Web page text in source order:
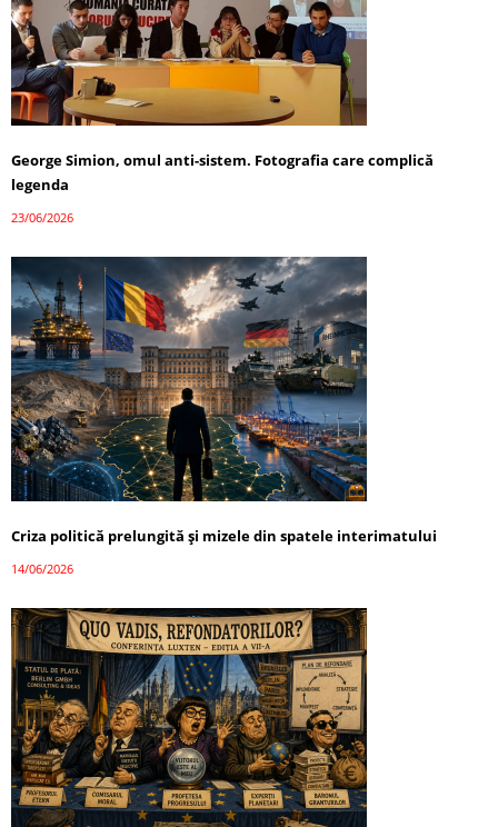
George Simion, omul anti-sistem. Fotografia care complică
legenda
23/06/2026
Criza politică prelungită și mizele din spatele interimatului
14/06/2026